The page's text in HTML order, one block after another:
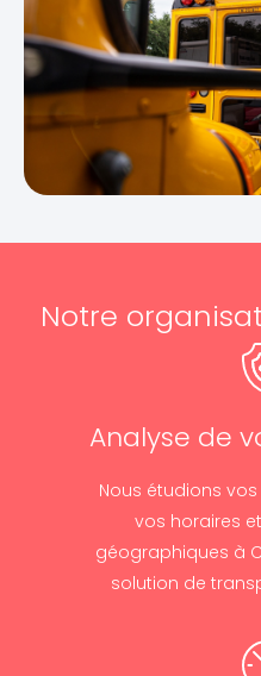
Notre
Analyse de
Nous étudions
vos horaires
géographiques à
solution de